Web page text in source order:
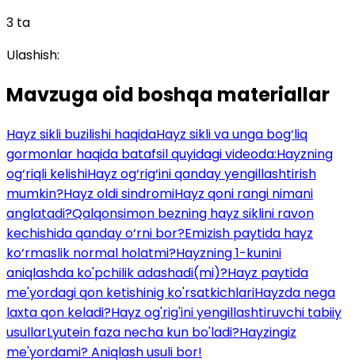
3 ta
Ulashish:
Mavzuga oid boshqa materiallar
Hayz sikli buzilishi haqidaHayz sikli va unga bog‘liq
gormonlar haqida batafsil quyidagi videoda:Hayzning
og‘riqli kelishiHayz og‘rig‘ini qanday yengillashtirish
mumkin?Hayz oldi sindromiHayz qoni rangi nimani
anglatadi?Qalqonsimon bezning hayz siklini ravon
kechishida qanday o‘rni bor?Emizish paytida hayz
ko‘rmaslik normal holatmi?Hayzning 1-kunini
aniqlashda ko'pchilik adashadi(mi)?Hayz paytida
me'yordagi qon ketishinig ko'rsatkichlariHayzda nega
laxta qon keladi?Hayz og'rig'ini yengillashtiruvchi tabiiy
usullarLyutein faza necha kun bo'ladi?Hayzingiz
me'yordami? Aniqlash usuli bor!